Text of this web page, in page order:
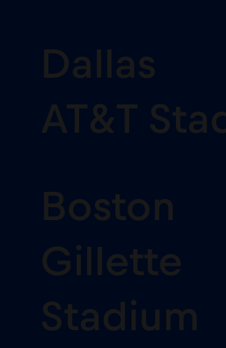
Dallas
AT&T
Boston
Gillette
Stadium